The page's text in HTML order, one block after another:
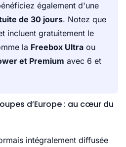
également d'une
de 30 jours. Notez que
incluent gratuitement le
la Freebox Ultra ou
et Premium avec 6 et
d’Europe : au cœur du
intégralement diffusée